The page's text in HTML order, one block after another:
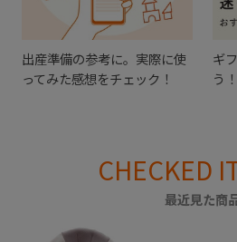
出産準備の参考に。実際に使
ってみた感想をチェック！
ギ
う！
CHECKED
最近見た商